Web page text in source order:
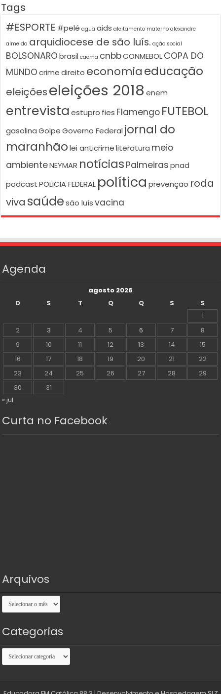
Tags
#ESPORTE #pelé agua aids aleitamento materno alexandre
almeida arquidiocese de são luís. ação social
BOLSONARO brasil caema cnbbCONMEBOLCOPA DO
MUNDO crime direito economiaeducação
eleiçõeseleições 2018 enem
entrevista estupro fies Flamengo FUTEBOL
gasolina Golpe Governo Federal jornal do
maranhão lei anticrime literatura meio
ambienteNEYMAR notícias Palmeiras pnad
podcast POLICIA FEDERAL política prevenção roda
viva saúde são luís vacina
Agenda
agosto 2026
D
S T Q Q S
S
1
2
3 4 5 6 7
8
9
10 11 12 13 14
15
16
17 18 19 20 21
22
23
24 25 26 27 28
29
30
31
« jul
Curta no Facebook
Arquivos
Arquivos
Categorias
Categorias